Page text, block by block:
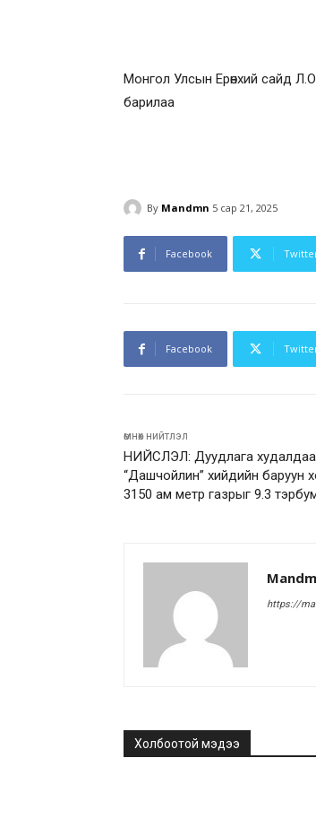
Монгол Улсын Ерөнхий сайд
барилаа
By Mandmn 5 сар 21, 2025
Facebook
Facebook
өмнөх нийтлэл
НИЙСЛЭЛ: Дуудлага
“Дашчойлин” хийдийн баруун
3150 ам метр газрыг 9.3 тэрбум
https://
Холбоотой мэдээ